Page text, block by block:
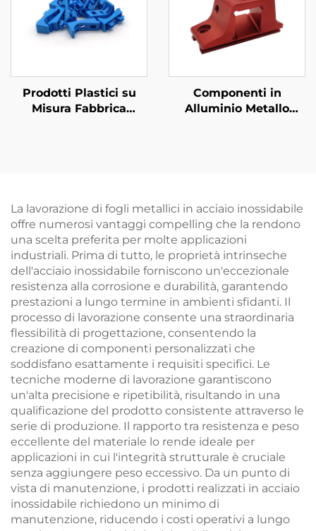
Prodotti Plastici su
Misura Fabbrica
Componenti in
Alluminio Metallo
La lavorazione di fogli metallici in acciaio inossidabile
offre numerosi vantaggi compelling che la rendono
una scelta preferita per molte applicazioni
industriali. Prima di tutto, le proprietà intrinseche
dell'acciaio inossidabile forniscono un'eccezionale
resistenza alla corrosione e durabilità, garantendo
prestazioni a lungo termine in ambienti sfidanti. Il
processo di lavorazione consente una straordinaria
flessibilità di progettazione, consentendo la
creazione di componenti personalizzati che
soddisfano esattamente i requisiti specifici. Le
tecniche moderne di lavorazione garantiscono
un'alta precisione e ripetibilità, risultando in una
qualificazione del prodotto consistente attraverso le
serie di produzione. Il rapporto tra resistenza e peso
eccellente del materiale lo rende ideale per
applicazioni in cui l'integrità strutturale è cruciale
senza aggiungere peso eccessivo. Da un punto di
vista di manutenzione, i prodotti realizzati in acciaio
inossidabile richiedono un minimo di
manutenzione, riducendo i costi operativi a lungo